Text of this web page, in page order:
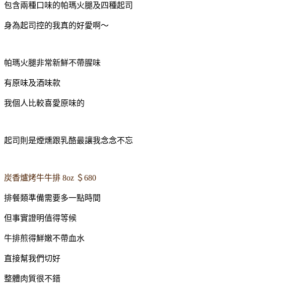
包含兩種口味的帕瑪火腿及四種起司
身為起司控的我真的好愛啊～
帕瑪火腿非常新鮮不帶腥味
有原味及酒味款
我個人比較喜愛原味的
起司則是煙燻跟乳酪最讓我念念不忘
炭香爐烤牛牛排 8oz ＄680
排餐類準備需要多一點時間
但事實證明值得等候
牛排煎得鮮嫩不帶血水
直接幫我們切好
整體肉質很不錯